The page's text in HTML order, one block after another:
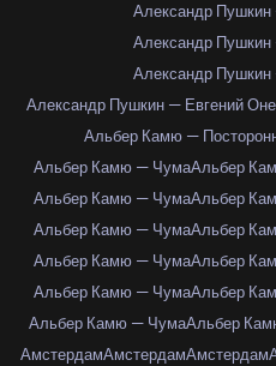
Александр Пушкин
Александр Пушкин
Александр Пушкин
Александр Пушкин — Евгений
Альбер Камю —
Альбер Камю — ЧумаАльбер
Альбер Камю — ЧумаАльбер
Альбер Камю — ЧумаАльбер
Альбер Камю — ЧумаАльбер
Альбер Камю — ЧумаАльбер
Альбер Камю — ЧумаАльбер
АмстердамАмстердамАмстердам